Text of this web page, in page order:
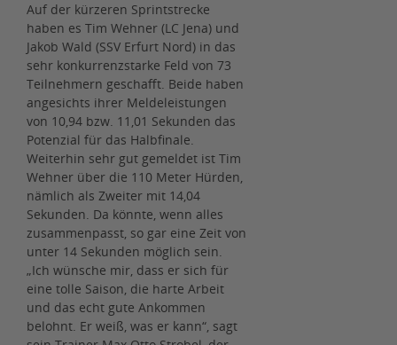
Auf der kürzeren Sprintstrecke
haben es Tim Wehner (LC Jena) und
Jakob Wald (SSV Erfurt Nord) in das
sehr konkurrenzstarke Feld von 73
Teilnehmern geschafft. Beide haben
angesichts ihrer Meldeleistungen
von 10,94 bzw. 11,01 Sekunden das
Potenzial für das Halbfinale.
Weiterhin sehr gut gemeldet ist Tim
Wehner über die 110 Meter Hürden,
nämlich als Zweiter mit 14,04
Sekunden. Da könnte, wenn alles
zusammenpasst, so gar eine Zeit von
unter 14 Sekunden möglich sein.
„Ich wünsche mir, dass er sich für
eine tolle Saison, die harte Arbeit
und das echt gute Ankommen
belohnt. Er weiß, was er kann“, sagt